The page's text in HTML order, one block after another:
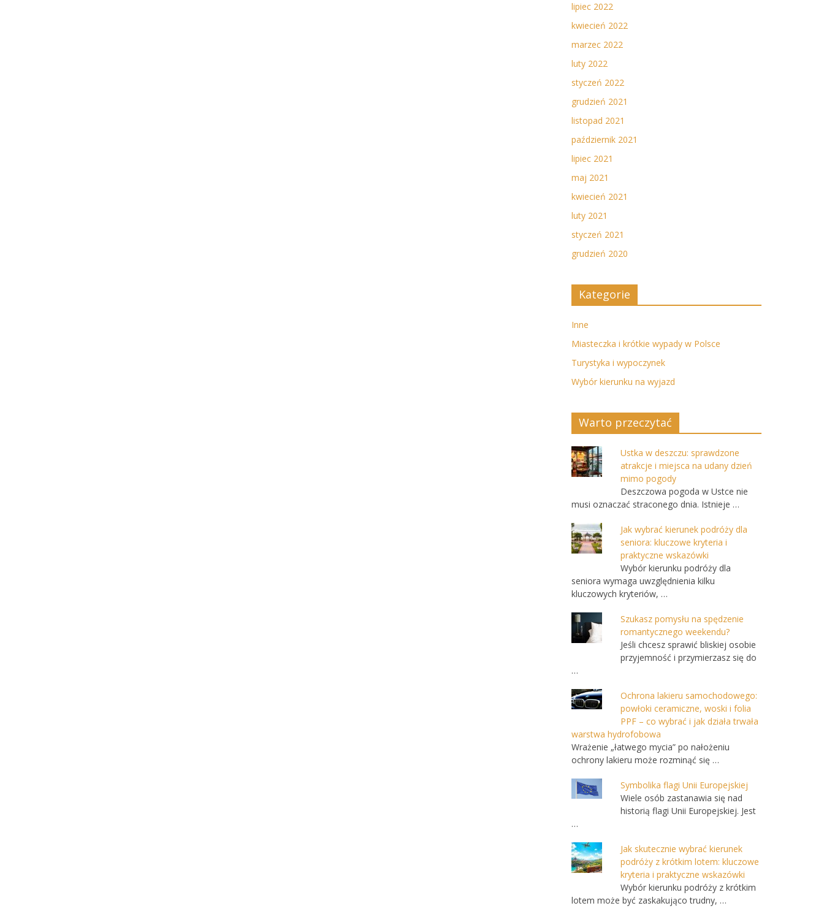
lipiec 2022
kwiecień 2022
marzec 2022
luty 2022
styczeń 2022
grudzień 2021
listopad 2021
październik 2021
lipiec 2021
maj 2021
kwiecień 2021
luty 2021
styczeń 2021
grudzień 2020
Kategorie
Inne
Miasteczka i krótkie wypady w Polsce
Turystyka i wypoczynek
Wybór kierunku na wyjazd
Warto przeczytać
Ustka w deszczu: sprawdzone
atrakcje i miejsca na udany dzień
mimo pogody
Deszczowa pogoda w Ustce nie
musi oznaczać straconego dnia. Istnieje …
Jak wybrać kierunek podróży dla
seniora: kluczowe kryteria i
praktyczne wskazówki
Wybór kierunku podróży dla
seniora wymaga uwzględnienia kilku
kluczowych kryteriów, …
Szukasz pomysłu na spędzenie
romantycznego weekendu?
Jeśli chcesz sprawić bliskiej osobie
przyjemność i przymierzasz się do
…
Ochrona lakieru samochodowego:
powłoki ceramiczne, woski i folia
PPF – co wybrać i jak działa trwała
warstwa hydrofobowa
Wrażenie „łatwego mycia” po nałożeniu
ochrony lakieru może rozminąć się …
Symbolika flagi Unii Europejskiej
Wiele osób zastanawia się nad
historią flagi Unii Europejskiej. Jest
…
Jak skutecznie wybrać kierunek
podróży z krótkim lotem: kluczowe
kryteria i praktyczne wskazówki
Wybór kierunku podróży z krótkim
lotem może być zaskakująco trudny, …